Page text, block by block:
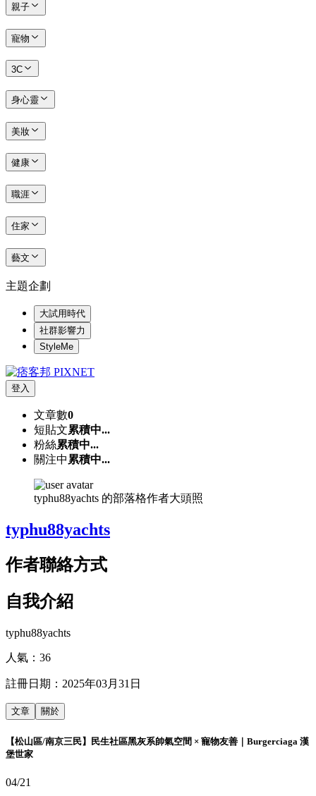
親子
寵物
3C
身心靈
美妝
健康
職涯
住家
藝文
主題企劃
大試用時代
社群影響力
StyleMe
登入
文章數0
短貼文累積中...
粉絲累積中...
關注中 累積中...
typhu88yachts 的部落格作者大頭照
typhu88yachts
作者聯絡方式
自我介紹
typhu88yachts
人氣： 36
註冊日期： 2025年03月31日
文章 關於
【松山區/南京三民】民生社區黑灰系帥氣空間 × 寵物友善｜Burgerciaga 漢
堡世家
04/21